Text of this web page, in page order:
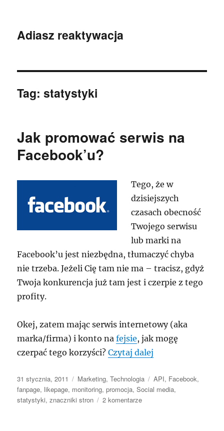
Adiasz reaktywacja
Tag:statystyki
Jak promować serwis na
Facebook’u?
Tego, że w
dzisiejszych
czasach obecność
Twojego serwisu
lub marki na
Facebook’u jest niezbędna, tłumaczyć chyba
nie trzeba. Jeżeli Cię tam nie ma – tracisz, gdyż
Twoja konkurencja już tam jest i czerpie z tego
profity.
Okej, zatem mając serwis internetowy (aka
marka/firma) i konto nafejsie, jak mogę
czerpać tego korzyści?Czytaj dalej
Data
publikacji
31 stycznia, 2011 Kategorie
Marketing,Technologia Tagi
API, Facebook,
fanpage, likepage, monitoring,promocja,Social media,
statystyki,znaczniki stron 2 komentarzedo